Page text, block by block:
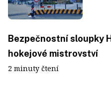
Bezpečnostní sloupky
hokejové mistrovství
2 minuty čtení